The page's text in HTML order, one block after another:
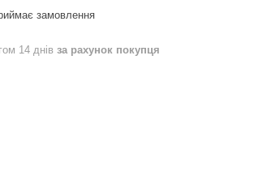
замовлення
14 днів за рахунок покупця